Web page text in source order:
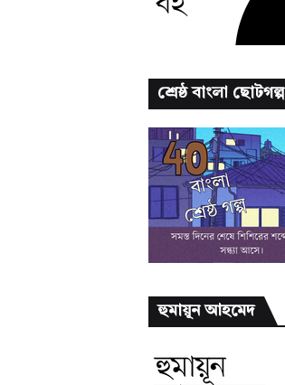
শ্রেষ্ঠ বাংলা ছোটগল্প
হুমায়ূন আহমেদ